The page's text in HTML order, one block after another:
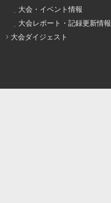
大会・イベント情報
大会レポート・記録更新情報
大会ダイジェスト